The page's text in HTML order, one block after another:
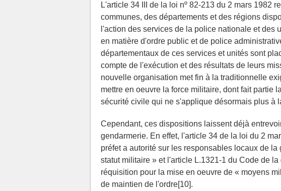
L'article 34 III de la loi nº 82-213 du 2 mars 1982
communes, des départements et des régions
l'action des services de la police nationale et des
en matière d'ordre public et de police
départementaux de ces services et unités sont
compte de l'exécution et des résultats de leurs
nouvelle organisation met fin à la traditionnelle
mettre en oeuvre la force militaire, dont fait partie
sécurité civile qui ne s'applique désormais plus à
Cependant, ces dispositions laissent déjà
gendarmerie. En effet, l'article 34 de la loi du 2
préfet a autorité sur les responsables locaux de
statut militaire » et l'article L.1321-1 du Code de
réquisition pour la mise en oeuvre de « moyens
de maintien de l'ordre[10].